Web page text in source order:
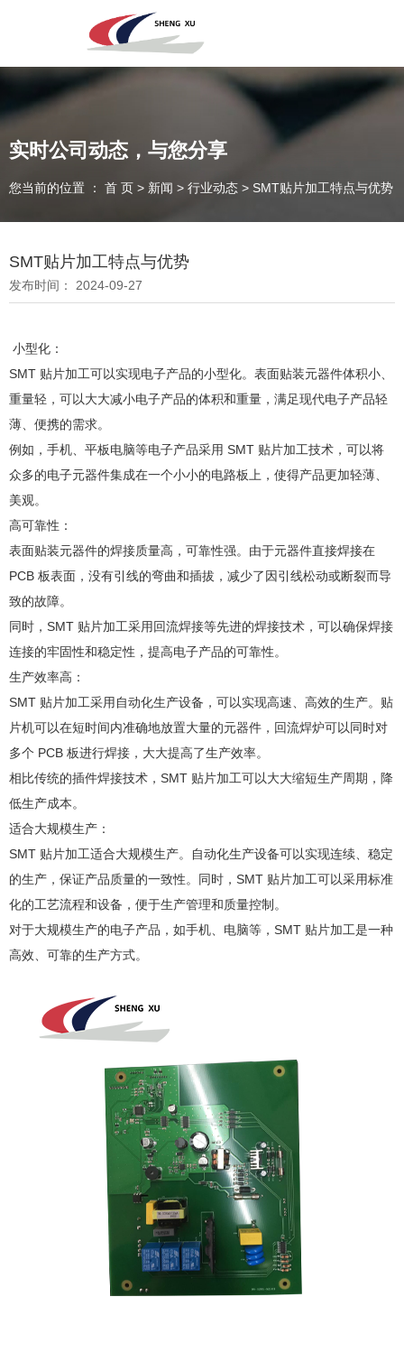
深圳市圣旭电子科技有限公司，主营SMT贴片、DIP插件、组装来料
加工及代工代料PCBA业务！欢迎咨询！
专注于贴片加工、SMT贴片加工生产
全国咨询电话：
0755-26686106
实时公司动态，与您分享
您当前的位置 ： 首 页 > 新闻 > 行业动态 > SMT贴片加工特点与优势
SMT贴片加工特点与优势
发布时间： 2024-09-27
小型化：
SMT 贴片加工可以实现电子产品的小型化。表面贴装元器件体积小、
重量轻，可以大大减小电子产品的体积和重量，满足现代电子产品轻
薄、便携的需求。
例如，手机、平板电脑等电子产品采用 SMT 贴片加工技术，可以将
众多的电子元器件集成在一个小小的电路板上，使得产品更加轻薄、
美观。
高可靠性：
表面贴装元器件的焊接质量高，可靠性强。由于元器件直接焊接在
PCB 板表面，没有引线的弯曲和插拔，减少了因引线松动或断裂而导
致的故障。
同时，SMT 贴片加工采用回流焊接等先进的焊接技术，可以确保焊接
连接的牢固性和稳定性，提高电子产品的可靠性。
生产效率高：
SMT 贴片加工采用自动化生产设备，可以实现高速、高效的生产。贴
片机可以在短时间内准确地放置大量的元器件，回流焊炉可以同时对
多个 PCB 板进行焊接，大大提高了生产效率。
相比传统的插件焊接技术，SMT 贴片加工可以大大缩短生产周期，降
低生产成本。
适合大规模生产：
SMT 贴片加工适合大规模生产。自动化生产设备可以实现连续、稳定
的生产，保证产品质量的一致性。同时，SMT 贴片加工可以采用标准
化的工艺流程和设备，便于生产管理和质量控制。
对于大规模生产的电子产品，如手机、电脑等，SMT 贴片加工是一种
高效、可靠的生产方式。